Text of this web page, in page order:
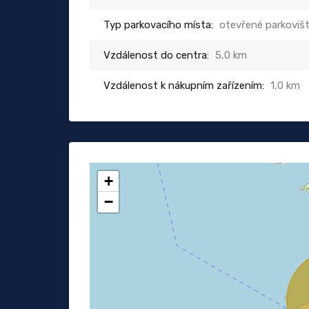
Typ parkovacího místa: otevřené
Vzdálenost do centra: 5,0 km
Vzdálenost k nákupním zařízením: 1,0 km
+
−